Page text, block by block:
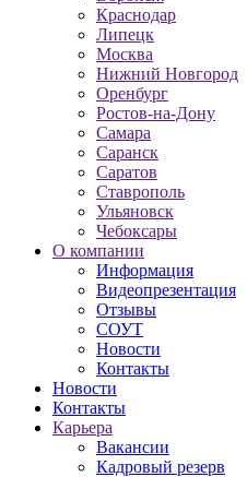
Краснодар
Липецк
Москва
Нижний Новгород
Оренбург
Ростов-на-Дону
Самара
Саранск
Саратов
Ставрополь
Ульяновск
Чебоксары
О компании
Информация
Видеопрезентация
Отзывы
СОУТ
Новости
Контакты
Новости
Контакты
Карьера
Вакансии
Кадровый резерв